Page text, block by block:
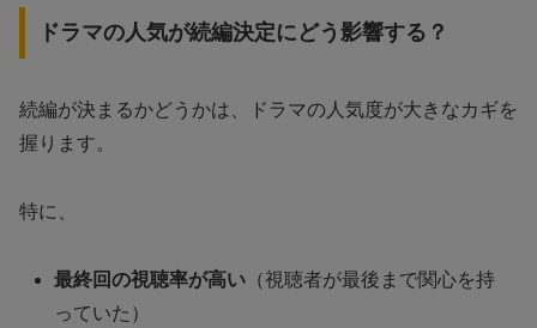
ドラマの人気が続編決定にどう影響する？
続編が決まるかどうかは、ドラマの人気度が大きなカギを
握ります。
特に、
最終回の視聴率が高い （視聴者が最後まで関心を持
っていた）